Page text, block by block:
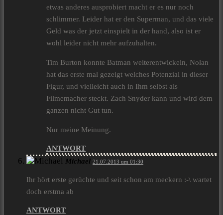
etwas anderes ausprobiert macht er es nur noch
schlimmer. Leider hat er den Superman, und das viele
Geld was der jetzt einspielt in der hand, also ist er
wohl leider nicht mehr aufzuhalten.
Tim Burton konnte Batman weiterentwickeln, Nolan
hat das erste mal gezeigt welches Potenzial in dieser
Figur, und vielleicht auch in Ihm selbst als
Filmemacher steckt. Zach Snyder kann und wird dem
ganzen nicht Gut tun.
Nur meine Meinung.
ANTWORT
Michael 21.07.2013 um 01:30
Ihr hört erste gerüchte und seit schon am meckern :-\ wartet
doch erstma ab
ANTWORT